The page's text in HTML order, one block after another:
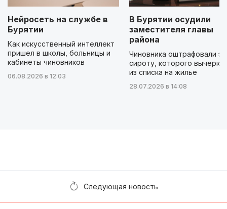
Нейросеть на службе в
Бурятии
Как искусственный интеллект
пришел в школы, больницы и
кабинеты чиновников
06.08.2026 в 12:03
В Бурятии осудили
заместителя главы
района
Чиновника оштрафовали за
сироту, которого
из списка на жилье
28.07.2026 в 14:08
Следующая новость